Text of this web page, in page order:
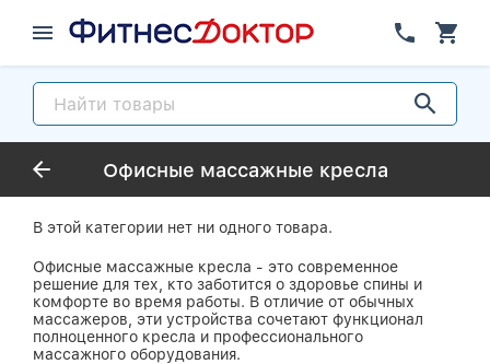
Офисные массажные кресла
В этой категории нет ни одного товара.
Офисные массажные кресла - это современное
решение для тех, кто заботится о здоровье спины и
комфорте во время работы. В отличие от обычных
массажеров, эти устройства сочетают функционал
полноценного кресла и профессионального
массажного оборудования.